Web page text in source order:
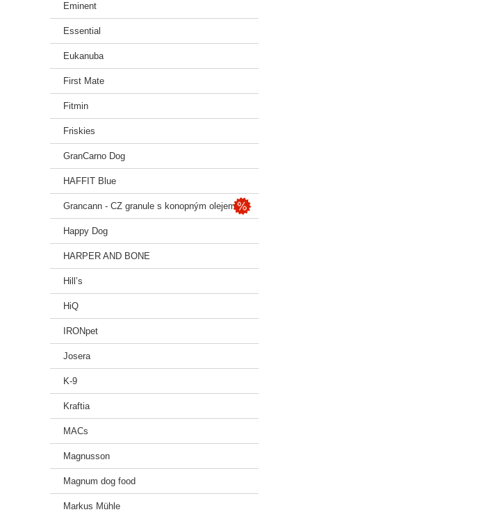
Eminent
Essential
Eukanuba
First Mate
Fitmin
Friskies
GranCarno Dog
HAFFIT Blue
Grancann - CZ granule s konopným olejem
Happy Dog
HARPER AND BONE
Hill’s
HiQ
IRONpet
Josera
K-9
Kraftia
MACs
Magnusson
Magnum dog food
Markus Mühle